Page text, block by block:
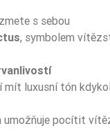
s sebou
, symbolem
luxusní tón
pocítit